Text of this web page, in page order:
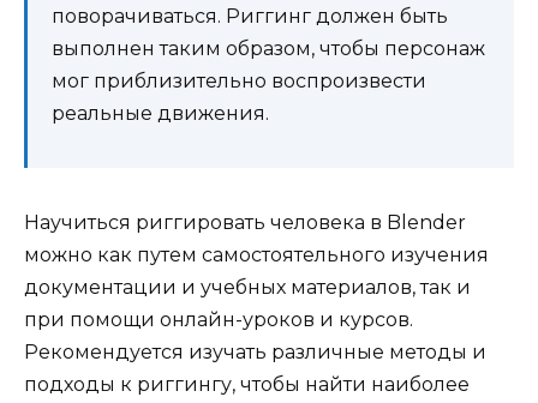
поворачиваться. Риггинг должен быть
выполнен таким образом, чтобы персонаж
мог приблизительно воспроизвести
реальные движения.
Научиться риггировать человека в Blender
можно как путем самостоятельного изучения
документации и учебных материалов, так и
при помощи онлайн-уроков и курсов.
Рекомендуется изучать различные методы и
подходы к риггингу, чтобы найти наиболее